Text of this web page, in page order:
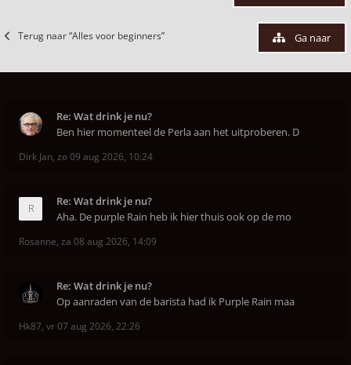
Terug naar “Alles voor beginners” Ga naar
Re: Wat drink je nu?
Ben hier momenteel de Perla aan het uitproberen. D
Dirk Jan, zo 09 aug 2026, 10:24
Re: Wat drink je nu?
Aha. De purple Rain heb ik hier thuis ook op de mo
Rosanne, za 08 aug 2026, 14:09
Re: Wat drink je nu?
Op aanraden van de barista had ik Purple Rain maa
Hk87, vr 07 aug 2026, 22:26